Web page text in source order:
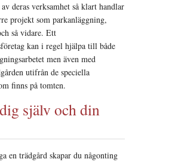
deras verksamhet så klart handlar
projekt som parkanläggning,
så vidare. Ett
kan i regel hjälpa till både
men även med
utifrån de speciella
finns på tomten.
själv och din
en trädgård skapar du någonting